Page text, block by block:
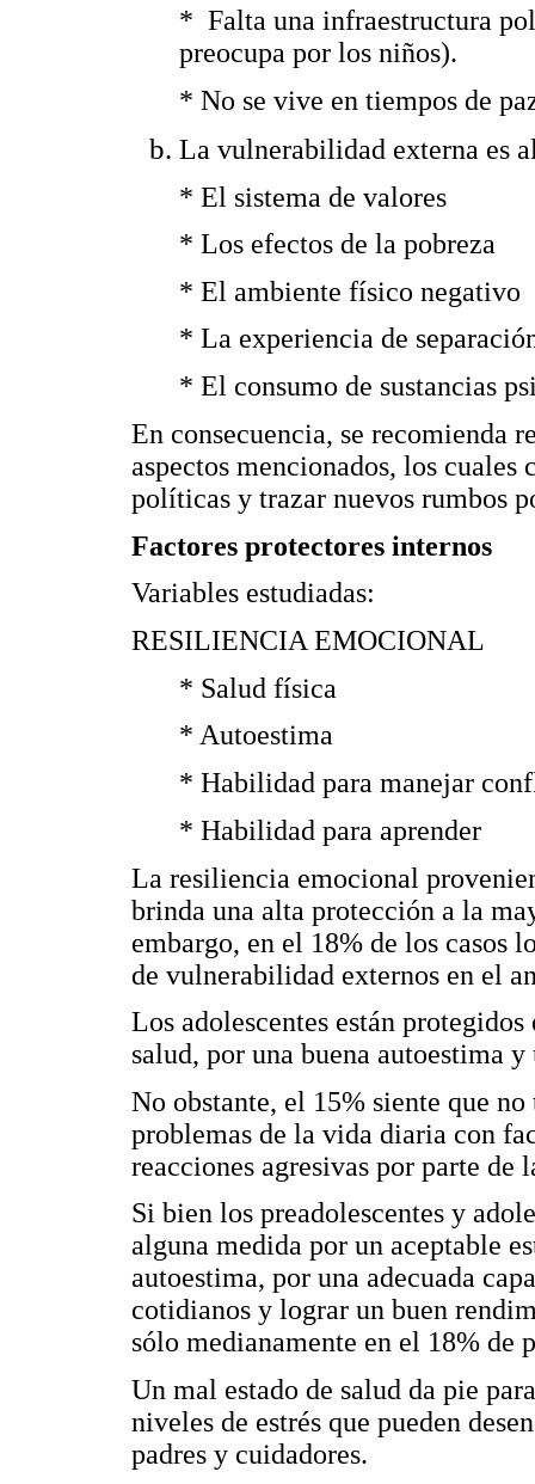
* Falta una infraestructura
preocupa por los niños).
* No se vive en tiempos de
La vulnerabilidad externa es
* El sistema de valores
* Los efectos de la pobreza
* El ambiente físico negativo
* La experiencia de
* El consumo de sustancias
En consecuencia, se recomienda
aspectos mencionados, los
políticas y trazar nuevos rumbos
Factores protectores internos
Variables estudiadas:
RESILIENCIA EMOCIONAL
* Salud física
* Autoestima
* Habilidad para manejar
* Habilidad para aprender
La resiliencia emocional
brinda una alta protección a la
embargo, en el 18% de los casos
de vulnerabilidad externos en el
Los adolescentes están
salud, por una buena autoestima
No obstante, el 15% siente que
problemas de la vida diaria con
reacciones agresivas por parte de
Si bien los preadolescentes y
alguna medida por un aceptable
autoestima, por una adecuada
cotidianos y lograr un buen
sólo medianamente en el 18% de
Un mal estado de salud da pie
niveles de estrés que pueden
padres y cuidadores.